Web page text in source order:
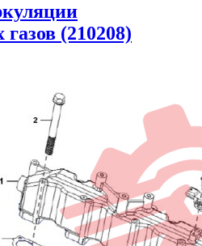
(210208)